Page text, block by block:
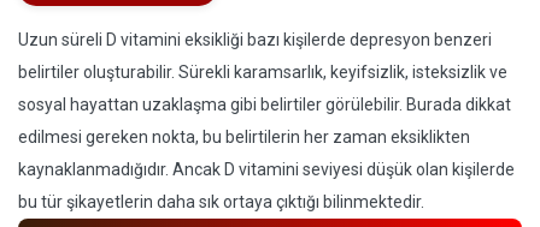
Uzun süreli D vitamini eksikliği bazı kişilerde depresyon benzeri
belirtiler oluşturabilir. Sürekli karamsarlık, keyifsizlik, isteksizlik ve
sosyal hayattan uzaklaşma gibi belirtiler görülebilir. Burada dikkat
edilmesi gereken nokta, bu belirtilerin her zaman eksiklikten
kaynaklanmadığıdır. Ancak D vitamini seviyesi düşük olan kişilerde
bu tür şikayetlerin daha sık ortaya çıktığı bilinmektedir.